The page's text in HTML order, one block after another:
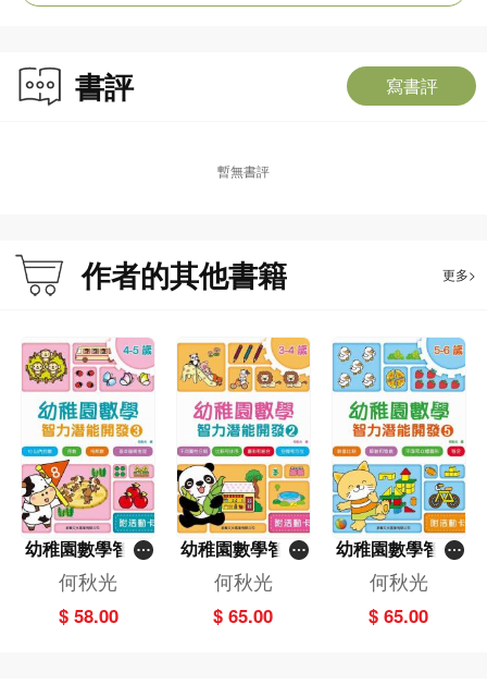
書評 寫書評
暫無書評
作者的其他書籍 更多>
幼稚園數學智力
潛能開發 (3) 4-5
歲
何秋光
$ 58.00
幼稚園數學智力
潛能開發 (2) 3-4
歲
何秋光
$ 65.00
幼稚園數學智力
潛能開發 (5) 5-6
歲
何秋光
$ 65.00